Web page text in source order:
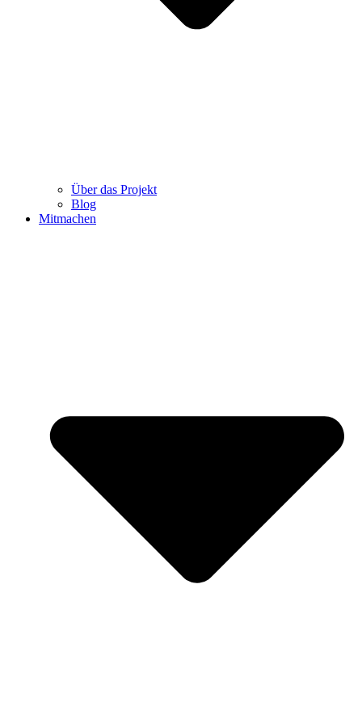
Über das Projekt
Blog
Mitmachen